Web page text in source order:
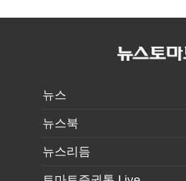
인상·격려금
커스터디 사업
뉴스
뉴스북
뉴스리듬